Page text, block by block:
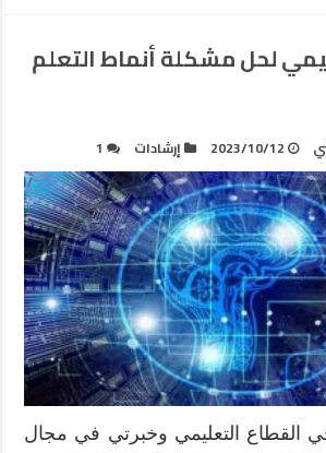
لحل مشكلة أنماط التعلم
2023/10/12 إرشادات 1
القطاع التعليمي وخبرتي في مجال